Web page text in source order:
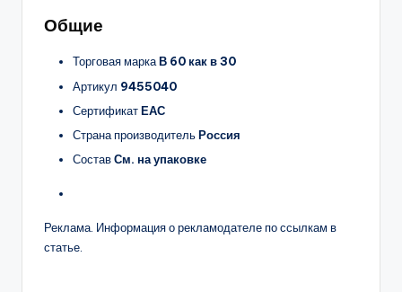
Общие
Торговая маркаВ 60 как в 30
Артикул 9455040
СертификатЕАС
Страна производительРоссия
СоставСм. на упаковке
Реклама. Информация о рекламодателе по ссылкам в
статье.